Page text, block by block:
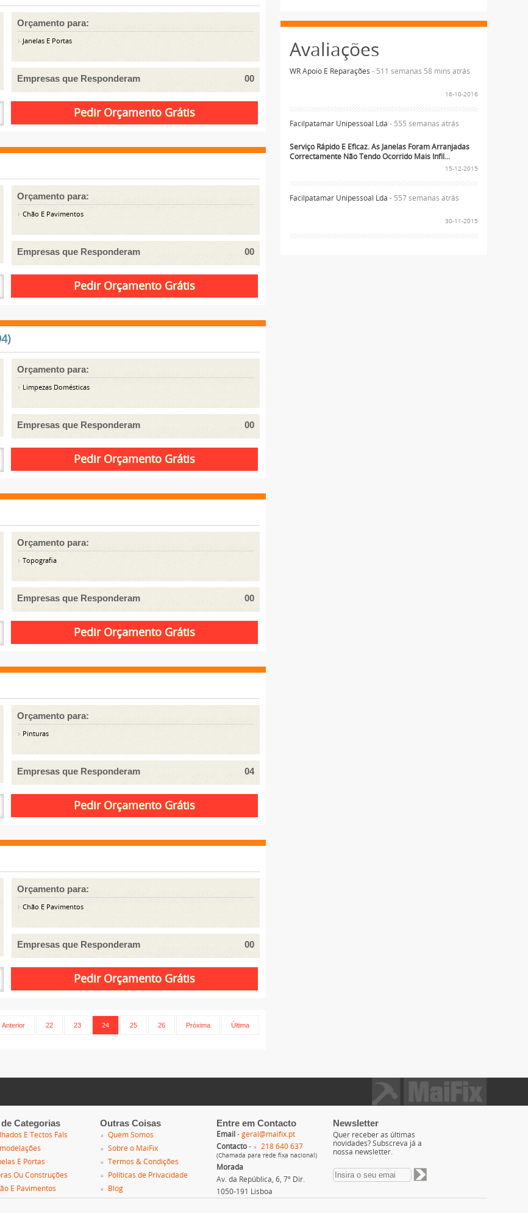
Orçamento para:
Janelas E Portas
Empresas que Responderam 00
Orçamento para:
Chão E Pavimentos
Empresas que Responderam 00
Orçamento para:
Limpezas Domésticas
Empresas que Responderam 00
Orçamento para:
Topografia
Empresas que Responderam 00
Orçamento para:
Pinturas
Empresas que Responderam 04
Orçamento para:
Chão E Pavimentos
Empresas que Responderam 00
Anterior 22 23 24 25 26 Próxima Última
Avaliações
WR Apoio E Reparações - 511 semanas 58 mins atrás
16-10-2016
Facilpatamar Unipessoal Lda - 555 semanas atrás
Serviço Rápido E Eficaz. As Janelas Foram Arranjadas
Correctamente Não Tendo Ocorrido Mais Infil...
15-12-2015
Facilpatamar Unipessoal Lda - 557 semanas atrás
30-11-2015
Categorias
E Tectos Fals
E Portas
Ou Construções
E Pavimentos
Outras Coisas
Quem Somos
Sobre o MaiFix
Termos & Condições
Políticas de Privacidade
Blog
Entre em Contacto
Email- geral@maifix.pt
Contacto- 218 640 637
(Chamada para rede fixa nacional)
Morada
Av. da República, 6, 7º Dir.
1050-191 Lisboa
Newsletter
Quer receber as últimas
novidades? Subscreva já a
nossa newsletter.